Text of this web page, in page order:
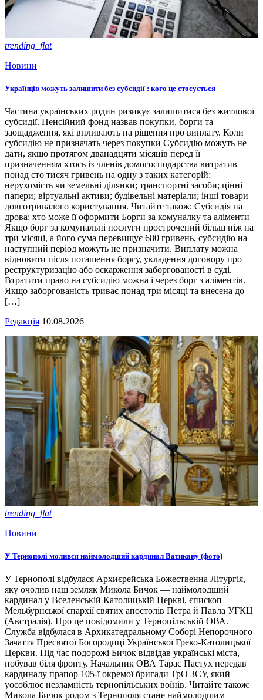
trending_flat
Новини
Українців можуть залишити без субсидії : кого це стосується
Частина українських родин ризикує залишитися без житлової
субсидії. Пенсійний фонд назвав покупки, борги та
заощадження, які впливають на рішення про виплату. Коли
субсидію не призначать через покупки Субсидію можуть не
дати, якщо протягом дванадцяти місяців перед її
призначенням хтось із членів домогосподарства витратив
понад сто тисяч гривень на одну з таких категорій:
нерухомість чи земельні ділянки; транспортні засоби; цінні
папери; віртуальні активи; будівельні матеріали; інші товари
довготривалого користування. Читайте також: Субсидія на
дрова: хто може її оформити Борги за комуналку та аліменти
Якщо борг за комунальні послуги прострочений більш ніж на
три місяці, а його сума перевищує 680 гривень, субсидію на
наступний період можуть не призначити. Виплату можна
відновити після погашення боргу, укладення договору про
реструктуризацію або оскарження заборгованості в суді.
Втратити право на субсидію можна і через борг з аліментів.
Якщо заборгованість триває понад три місяці та внесена до
[…]
Редакція 10.08.2026
trending_flat
Новини
У Тернополі молився наймолодший кардинал Ватикану (фото)
У Тернополі відбулася Архиєрейська Божественна Літургія,
яку очолив наш земляк Микола Бичок — наймолодший
кардинал у Вселенській Католицькій Церкві, єпископ
Мельбурнської єпархії святих апостолів Петра й Павла УГКЦ
(Австралія). Про це повідомили у Тернопільській ОВА.
Служба відбулася в Архикатедральному Соборі Непорочного
Зачаття Пресвятої Богородиці Української Греко-Католицької
Церкви. Під час подорожі Бичок відвідав українські міста,
побував біля фронту. Начальник ОВА Тарас Пастух передав
кардиналу прапор 105-ї окремої бригади ТрО ЗСУ, який
уособлює незламність тернопільських воїнів. Читайте також:
Микола Бичок родом з Тернополя стане наймолодшим